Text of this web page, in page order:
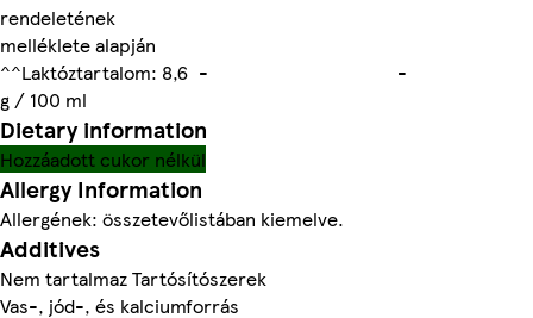
rendeletének
melléklete alapján
^^Laktóztartalom: 8,6
g / 100 ml
- -
Dietary information
Hozzáadott cukor nélkül
Allergy Information
Allergének: összetevőlistában kiemelve.
Additives
Nem tartalmaz Tartósítószerek
Vas-, jód-, és kalciumforrás